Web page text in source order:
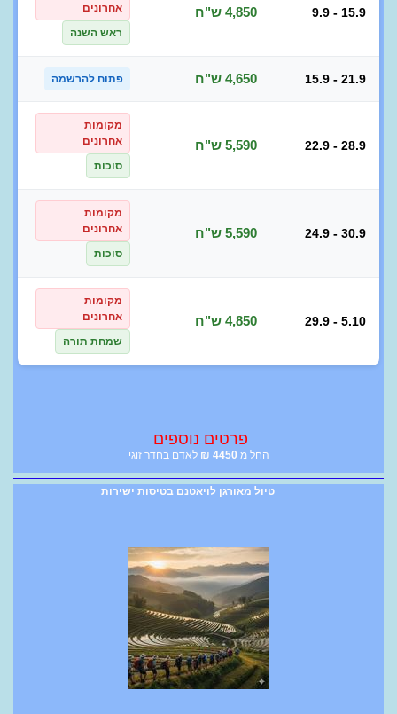
9.9 - 15.9 4,850 ש"ח
אחרונים
ראש השנה
15.9 - 21.9 4,650 ש"ח פתוח להרשמה
22.9 - 28.9 5,590 ש"ח
מקומות
אחרונים
סוכות
24.9 - 30.9 5,590 ש"ח
מקומות
אחרונים
סוכות
29.9 - 5.10 4,850 ש"ח
מקומות
אחרונים
שמחת תורה
פרטים נוספים
החל מ 4450
₪ לאדם בחדר זוגי
טיול מאורגן לויאטנם בטיסות ישירות